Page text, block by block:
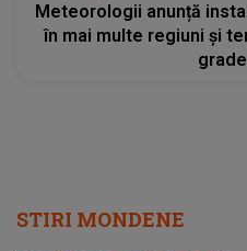
Meteorologii anunță
în mai multe regiuni și
grade
STIRI MONDENE